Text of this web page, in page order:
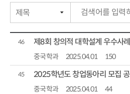
번호
작성자
작성일자
조회수
46 제8회 창의적 대학설계 우수사
중국학과 2025.04.01 150
45 2025학년도 창업동아리 모집
중국학과 2025.04.01 44